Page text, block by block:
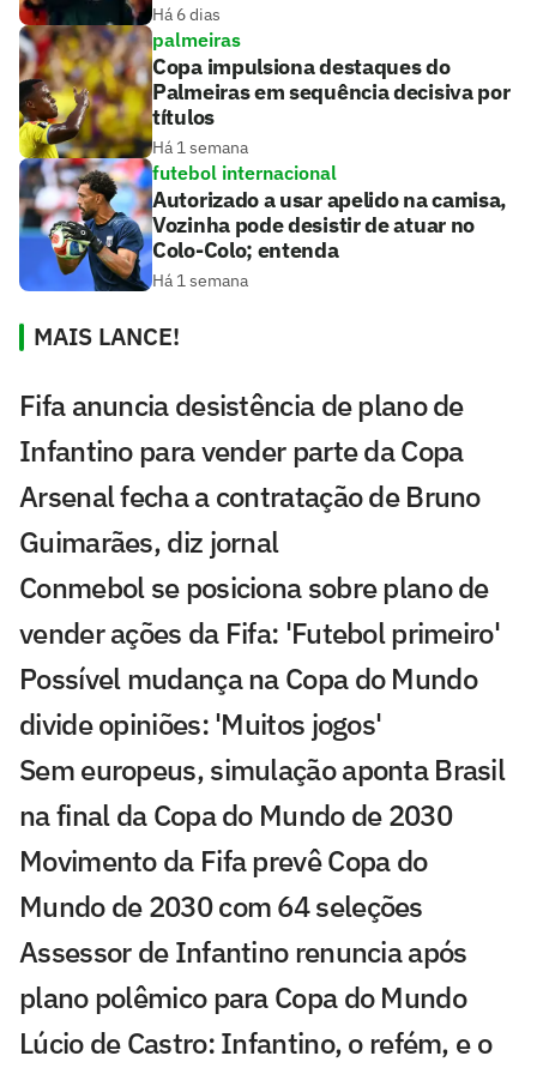
Há 6 dias
palmeiras
Copa impulsiona destaques do
Palmeiras em sequência decisiva por
títulos
Há 1 semana
futebol internacional
Autorizado a usar apelido na camisa,
Vozinha pode desistir de atuar no
Colo-Colo; entenda
Há 1 semana
MAIS LANCE!
Fifa anuncia desistência de plano de
Infantino para vender parte da Copa
Arsenal fecha a contratação de Bruno
Guimarães, diz jornal
Conmebol se posiciona sobre plano de
vender ações da Fifa: 'Futebol primeiro'
Possível mudança na Copa do Mundo
divide opiniões: 'Muitos jogos'
Sem europeus, simulação aponta Brasil
na final da Copa do Mundo de 2030
Movimento da Fifa prevê Copa do
Mundo de 2030 com 64 seleções
Assessor de Infantino renuncia após
plano polêmico para Copa do Mundo
Lúcio de Castro: Infantino, o refém, e o